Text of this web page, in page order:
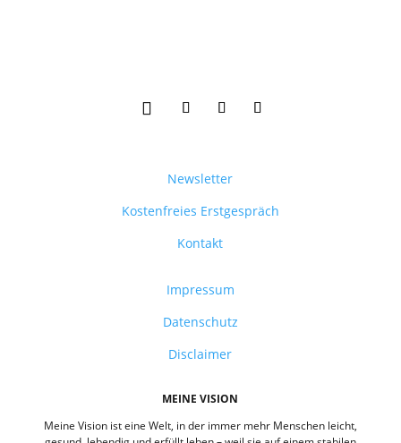
Newsletter
Kostenfreies Erstgespräch
Kontakt
Impressum
Datenschutz
Disclaimer
MEINE VISION
Meine Vision ist eine Welt, in der immer mehr Menschen leicht,